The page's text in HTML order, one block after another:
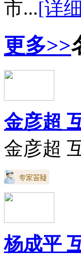
市...[详
更多>>
金彦超
金彦超
杨成平